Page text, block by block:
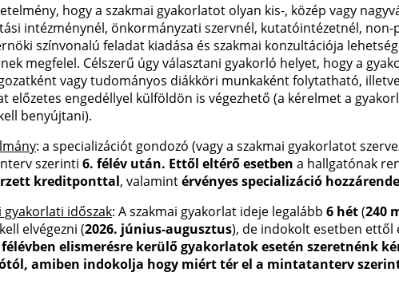
hogy a szakmai gyakorlatot olyan kis-, közép vagy
intézménynél, önkormányzati szervnél, kutatóintézetnél,
színvonalú feladat kiadása és szakmai konzultációja
megfelel. Célszerű úgy választani gyakorló helyet, hogy a
vagy tudományos diákköri munkaként folytatható,
előzetes engedéllyel külföldön is végezhető (a kérelmet a
benyújtani).
: a specializációt gondozó (vagy a szakmai gyakorlatot
szerinti6. félév után. Ettől eltérő esetbena hallgatónak
kreditponttal, valamintérvényes specializáció
gyakorlati időszak: A szakmai gyakorlat ideje legalább6 hét(240
elvégezni (2026. június-augusztus), de indokolt esetben ettől
elismerésre kerülő gyakorlatok esetén szeretnénk
amiben indokolja hogy miért tér el a mintatanterv